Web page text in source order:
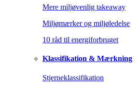
Mere miljøvenlig takeaway
Miljømærker og miljøledelse
10 råd til energiforbruget
Klassifikation & Mærkning
Stjerneklassifikation